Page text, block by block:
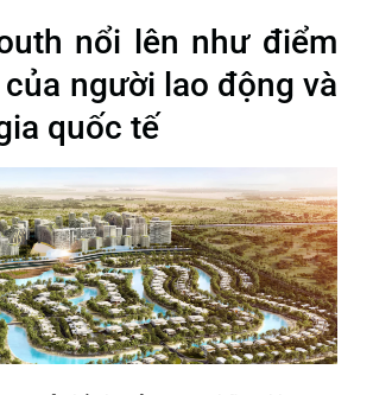
nổi lên như điểm
người lao động và
quốc tế